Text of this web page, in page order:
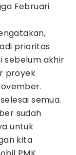
Februari
prioritas
sebelum akhir
proyek
semua.
sudah
untuk
kita